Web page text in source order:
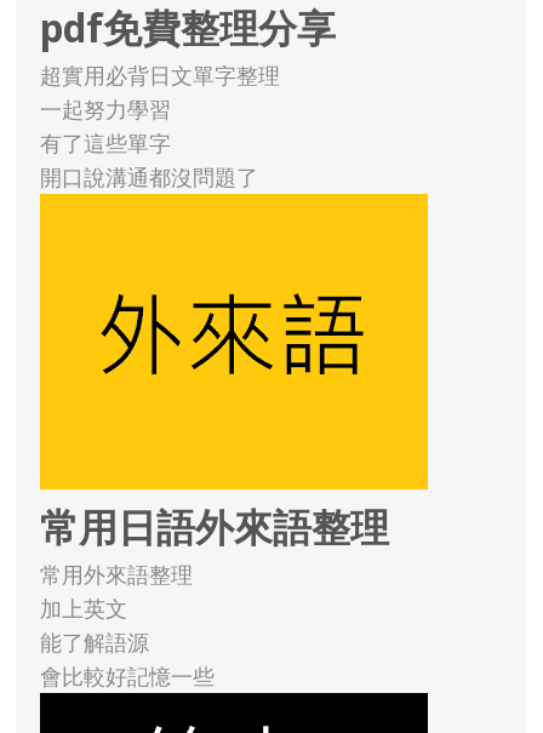
pdf免費整理分享
超實用必背日文單字整理
一起努力學習
有了這些單字
開口說溝通都沒問題了
常用日語外來語整理
常用外來語整理
加上英文
能了解語源
會比較好記憶一些